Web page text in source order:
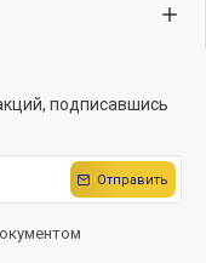
подписавшись
Отправить